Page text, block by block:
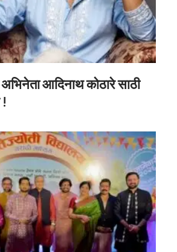
अभिनेता आदिनाथ कोठारे साठी